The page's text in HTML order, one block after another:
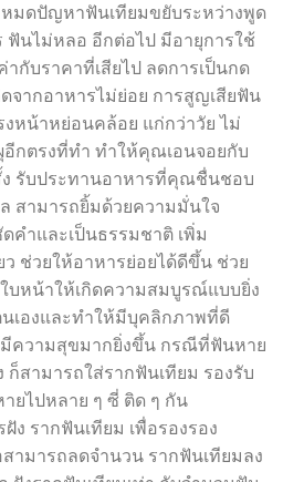
มดปัญหาฟันเทียมขยับระหว่างพูด
ฟันไม่หลอ อีกต่อไป มีอายุการใช้
กับราคาที่เสียไป ลดการเป็นกด
จากอาหารไม่ย่อย การสูญเสียฟัน
หน้าหย่อนคล้อย แก่กว่าวัย ไม่
อีกตรงที่ทำ ทำให้คุณเอนจอยกับ
ง รับประทานอาหารที่คุณชื่นชอบ
สามารถยิ้มด้วยความมั่นใจ
คำและเป็นธรรมชาติ เพิ่ม
ช่วยให้อาหารย่อยได้ดีขึ้น ช่วย
บหน้าให้เกิดความสมบูรณ์แบบยิ่ง
เองและทำให้มีบุคลิกภาพที่ดี
ความสุขมากยิ่งขึ้น กรณีที่ฟันหาย
ก็สามารถใส่รากฟันเทียม รองรับ
ยไปหลาย ๆ ซี่ ติด ๆ กัน
ง รากฟันเทียม เพื่อรองรอง
ามารถลดจำนวน รากฟันเทียมลง